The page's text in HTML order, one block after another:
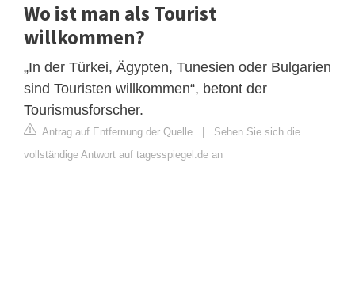
Wo ist man als Tourist
willkommen?
„In der Türkei, Ägypten, Tunesien oder Bulgarien
sind Touristen willkommen“, betont der
Tourismusforscher.
Antrag auf Entfernung der Quelle
Sehen Sie sich die
vollständige Antwort auf tagesspiegel.de an